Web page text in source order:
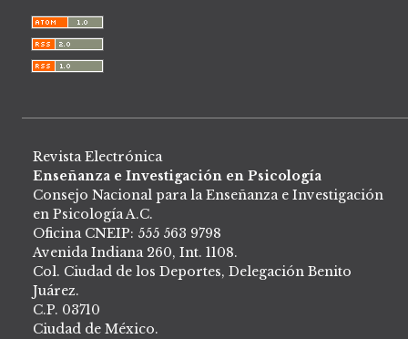
Revista Electrónica
Enseñanza e Investigación en Psicología
Consejo Nacional para la Enseñanza e Investigación
en Psicología A.C.
Oficina CNEIP: 555 563 9798
Avenida Indiana 260, Int. 1108.
Col. Ciudad de los Deportes, Delegación Benito
Juárez.
C.P. 03710
Ciudad de México.